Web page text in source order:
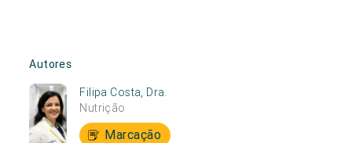
Autores
Filipa Costa, Dra.
Nutrição
Marcação